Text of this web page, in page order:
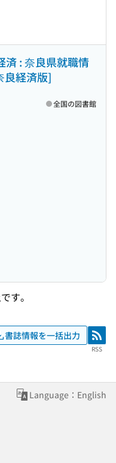
済 : 奈良県就職情
良経済版]
全国の図書館
す。
書誌情報を一括出力 RSS
RSS
Language：English